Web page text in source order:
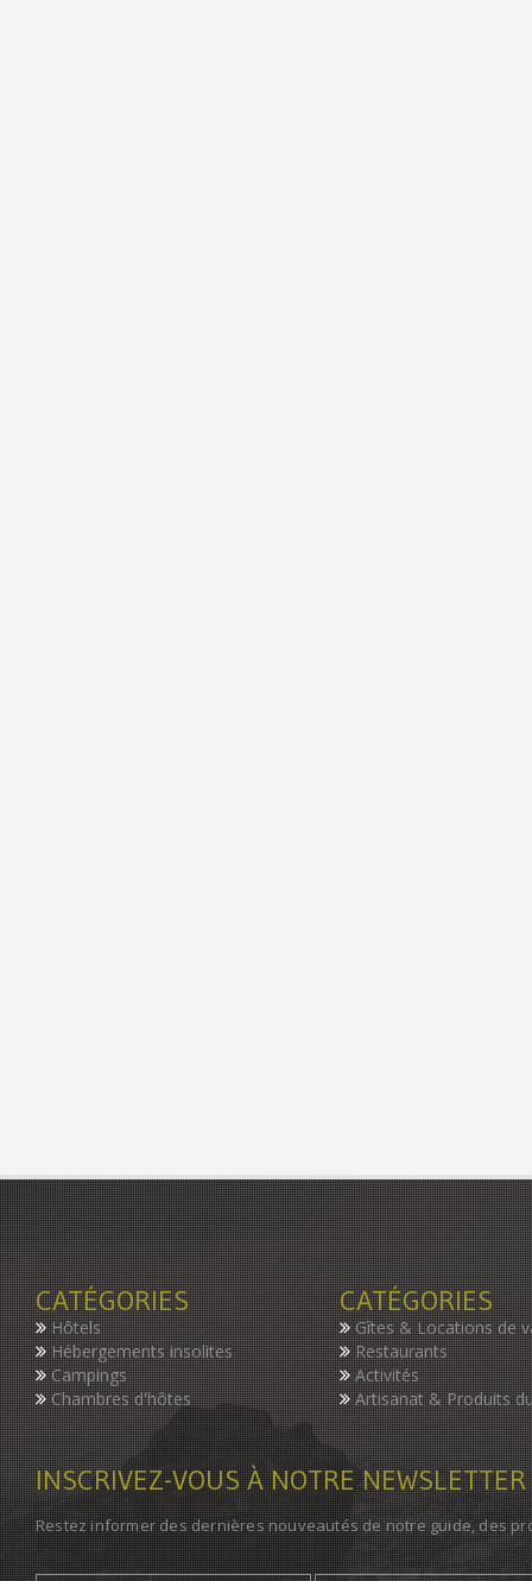
CATÉGORIES
Hôtels
Hébergements insolites
Campings
Chambres d'hôtes
CATÉGORIES
Gîtes & Locations de
Restaurants
Activités
Artisanat & Produits
INSCRIVEZ-VOUS À NOTRE NEWSLETTER
Restez informer des dernières nouveautés de notre guide, des